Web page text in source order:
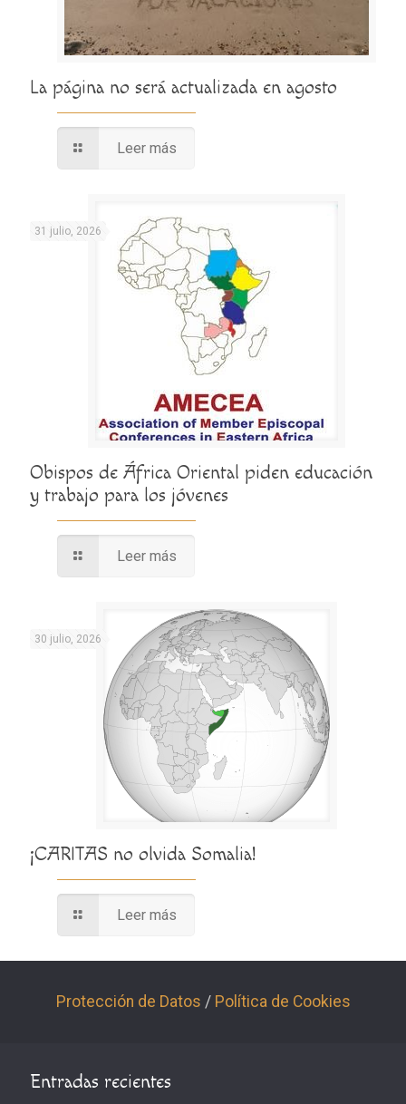
La página no será actualizada en agosto
Leer más
31 julio, 2026
Obispos de África Oriental piden educación
y trabajo para los jóvenes
Leer más
30 julio, 2026
¡CARITAS no olvida Somalia!
Leer más
Protección de Datos / Política de Cookies
Entradas recientes